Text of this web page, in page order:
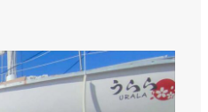
詳
細